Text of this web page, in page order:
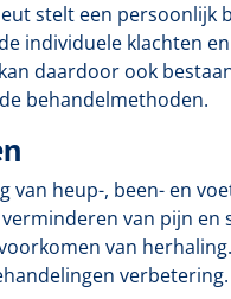
stelt een persoonlijk
individuele klachten
daardoor ook
behandelmethoden.
van heup-, been- en
van pijn
van
verbetering.